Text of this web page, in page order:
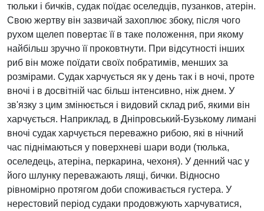
тюльки і бичків, судак поїдає оселедців, пузанков, атерін.
Свою жертву він зазвичай захоплює збоку, після чого
рухом щелеп повертає її в таке положення, при якому
найбільш зручно її проковтнути. При відсутності інших
риб він може поїдати своїх побратимів, менших за
розмірами. Судак харчується як у день так і в ночі, проте
вночі і в досвітній час більш інтенсивно, ніж днем. У
зв'язку з цим змінюється і видовий склад риб, якими він
харчується. Наприклад, в Дніпровський-Бузькому лимані
вночі судак харчується переважно рибою, які в нічний
час піднімаються у поверхневі шари води (тюлька,
оселедець, атеріна, перкарина, чехоня). У денний час у
його шлунку переважають лящі, бички. Відносно
рівномірно протягом доби споживається густера. У
нерестовий період судаки продовжують харчуватися,